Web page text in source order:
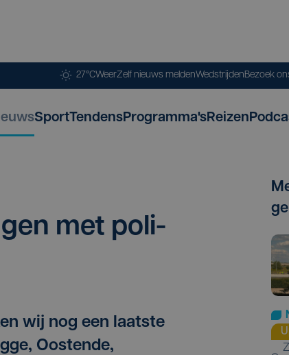
27°CWeerZelf nieuws meldenWedstrijdenBezoek
SportTendensProgramma'sReizen
met poli­
wij nog een laatste
Oostende,
za 1